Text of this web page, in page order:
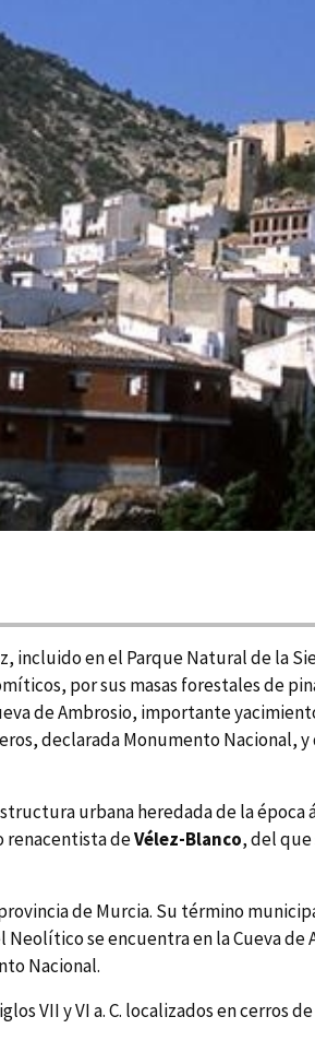
incluido en el Parque Natural de la
por sus masas forestales de
de Ambrosio, importante
declarada Monumento
urbana heredada de la
renacentista deVélez-Blanco, del
de Murcia. Su término
se encuentra en la Cueva
Nacional.
VII y VI a. C. localizados en cerros